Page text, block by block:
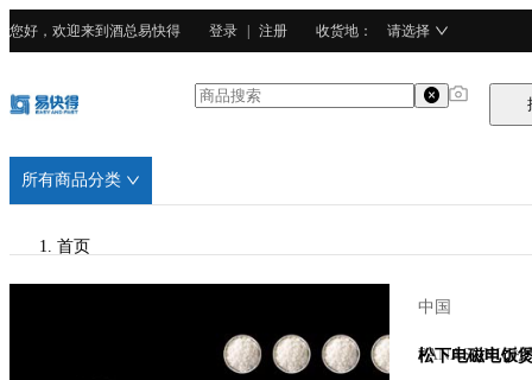
您好，欢迎来到酒总易快得 登录 注册 收货地 ： 请选择
所有商品分类
首页
中国
PANASONIC松
松下电磁电饭